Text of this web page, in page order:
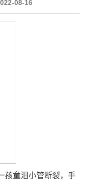
08-16
孩童泪小管断裂，手